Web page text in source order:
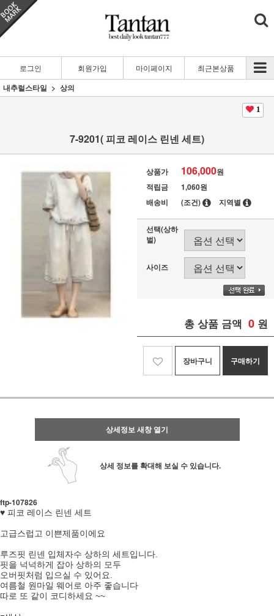
로그인 회원가입 마이페이지 최근본상품
내추럴스타일 상의
1
7-9201( 피코 레이스 린넨 세트)
상품가 106,000원
적립금
1,060원
배송비
(조건) 지역별
선택(상하
벌)
사이즈
총 상품 금액 0 원
장바구니 구매하기
상세정보 새창 열기
상세 정보를 확대해 보실 수 있습니다.
ftp- 107826
♥ 피코 레이스 린넨 세트
고급스럽고 이쁜제품이에요
루즈핏 린넨 입체자수 상하의 세트입니다.
핏을 넉넉하게 잡아 상하의 모두
오버핏처럼 입으실 수 있어요.
여름철 원마일 웨어로 아주 좋습니다
따로 또 같이 코디하세요 ~~